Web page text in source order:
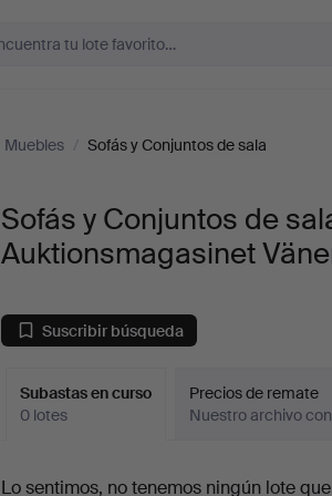
Muebles / Sofás y Conjuntos de sala
Sofás y Conjuntos de
Auktionsmagasinet
Suscribir búsqueda
Subastas en curso
0 lotes
Precios de remate
Nuestro archivo
Subastas
Lo sentimos, no tenemos ningún lote